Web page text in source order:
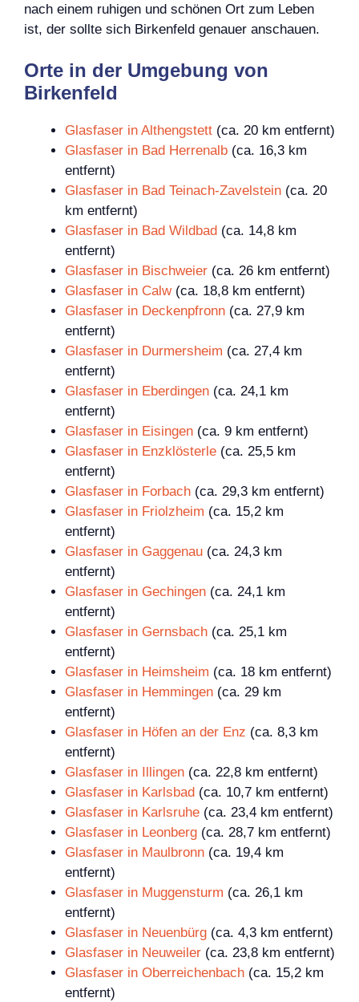
nach einem ruhigen und schönen Ort zum Leben
ist, der sollte sich Birkenfeld genauer anschauen.
Orte in der Umgebung von
Birkenfeld
Glasfaser in Althengstett (ca. 20 km entfernt)
Glasfaser in Bad Herrenalb (ca. 16,3 km
entfernt)
Glasfaser in Bad Teinach-Zavelstein (ca. 20
km entfernt)
Glasfaser in Bad Wildbad (ca. 14,8 km
entfernt)
Glasfaser in Bischweier (ca. 26 km entfernt)
Glasfaser in Calw(ca. 18,8 km entfernt)
Glasfaser in Deckenpfronn (ca. 27,9 km
entfernt)
Glasfaser in Durmersheim (ca. 27,4 km
entfernt)
Glasfaser in Eberdingen (ca. 24,1 km
entfernt)
Glasfaser in Eisingen (ca. 9 km entfernt)
Glasfaser in Enzklösterle (ca. 25,5 km
entfernt)
Glasfaser in Forbach (ca. 29,3 km entfernt)
Glasfaser in Friolzheim (ca. 15,2 km
entfernt)
Glasfaser in Gaggenau (ca. 24,3 km
entfernt)
Glasfaser in Gechingen (ca. 24,1 km
entfernt)
Glasfaser in Gernsbach (ca. 25,1 km
entfernt)
Glasfaser in Heimsheim (ca. 18 km entfernt)
Glasfaser in Hemmingen (ca. 29 km
entfernt)
Glasfaser in Höfen an der Enz (ca. 8,3 km
entfernt)
Glasfaser in Illingen (ca. 22,8 km entfernt)
Glasfaser in Karlsbad (ca. 10,7 km entfernt)
Glasfaser in Karlsruhe (ca. 23,4 km entfernt)
Glasfaser in Leonberg (ca. 28,7 km entfernt)
Glasfaser in Maulbronn (ca. 19,4 km
entfernt)
Glasfaser in Muggensturm (ca. 26,1 km
entfernt)
Glasfaser in Neuenbürg (ca. 4,3 km entfernt)
Glasfaser in Neuweiler (ca. 23,8 km entfernt)
Glasfaser in Oberreichenbach (ca. 15,2 km
entfernt)